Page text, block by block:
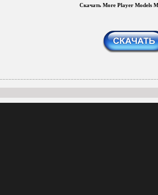
Скачать More Player Models